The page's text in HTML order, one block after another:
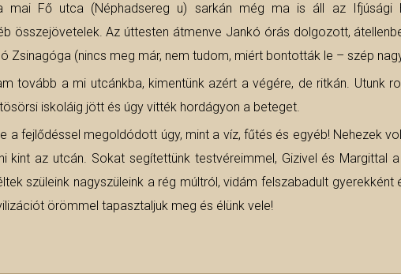
mai Fő utca (Néphadsereg u) sarkán még ma is áll az Ifjúsági
összejövetelek. Az úttesten átmenve Jankó órás dolgozott,
Zsinagóga (nincs meg már, nem tudom, miért bontották le – szép
tovább a mi utcánkba, kimentünk azért a végére, de ritkán. Utunk
iskoláig jött és úgy vitték hordágyon a beteget.
a fejlődéssel megoldódott úgy, mint a víz, fűtés és egyéb! Nehezek
kint az utcán. Sokat segítettünk testvéreimmel, Gizivel és Margittal
szüleink nagyszüleink a rég múltról, vidám felszabadult
örömmel tapasztaljuk meg és élünk vele!